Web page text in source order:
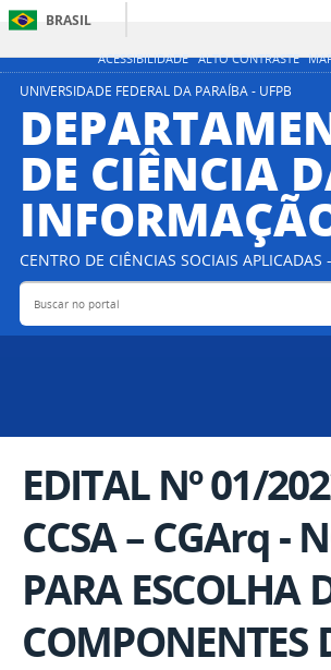
ACESSIBILIDADE ALTO CONTRASTE
BRASIL
UNIVERSIDADE FEDERAL DA PARAÍBA - UFPB
DE CIÊNCIA
CENTRO DE CIÊNCIAS SOCIAIS APLICADAS
Buscar no portal
EDITAL Nº 01/
CCSA – CGArq -
PARA ESCOLHA
COMPONENTES